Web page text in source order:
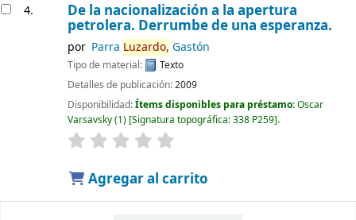
4. De la nacionalización a la apertura
petrolera. Derrumbe de una esperanza.
por Parra Luzardo, Gastón
Tipo de material:
Texto
Detalles de publicación:2009
Disponibilidad:Ítems disponibles para préstamo:Oscar
Varsavsky(1) Signatura topográfica:338 P259 .
Agregar al carrito